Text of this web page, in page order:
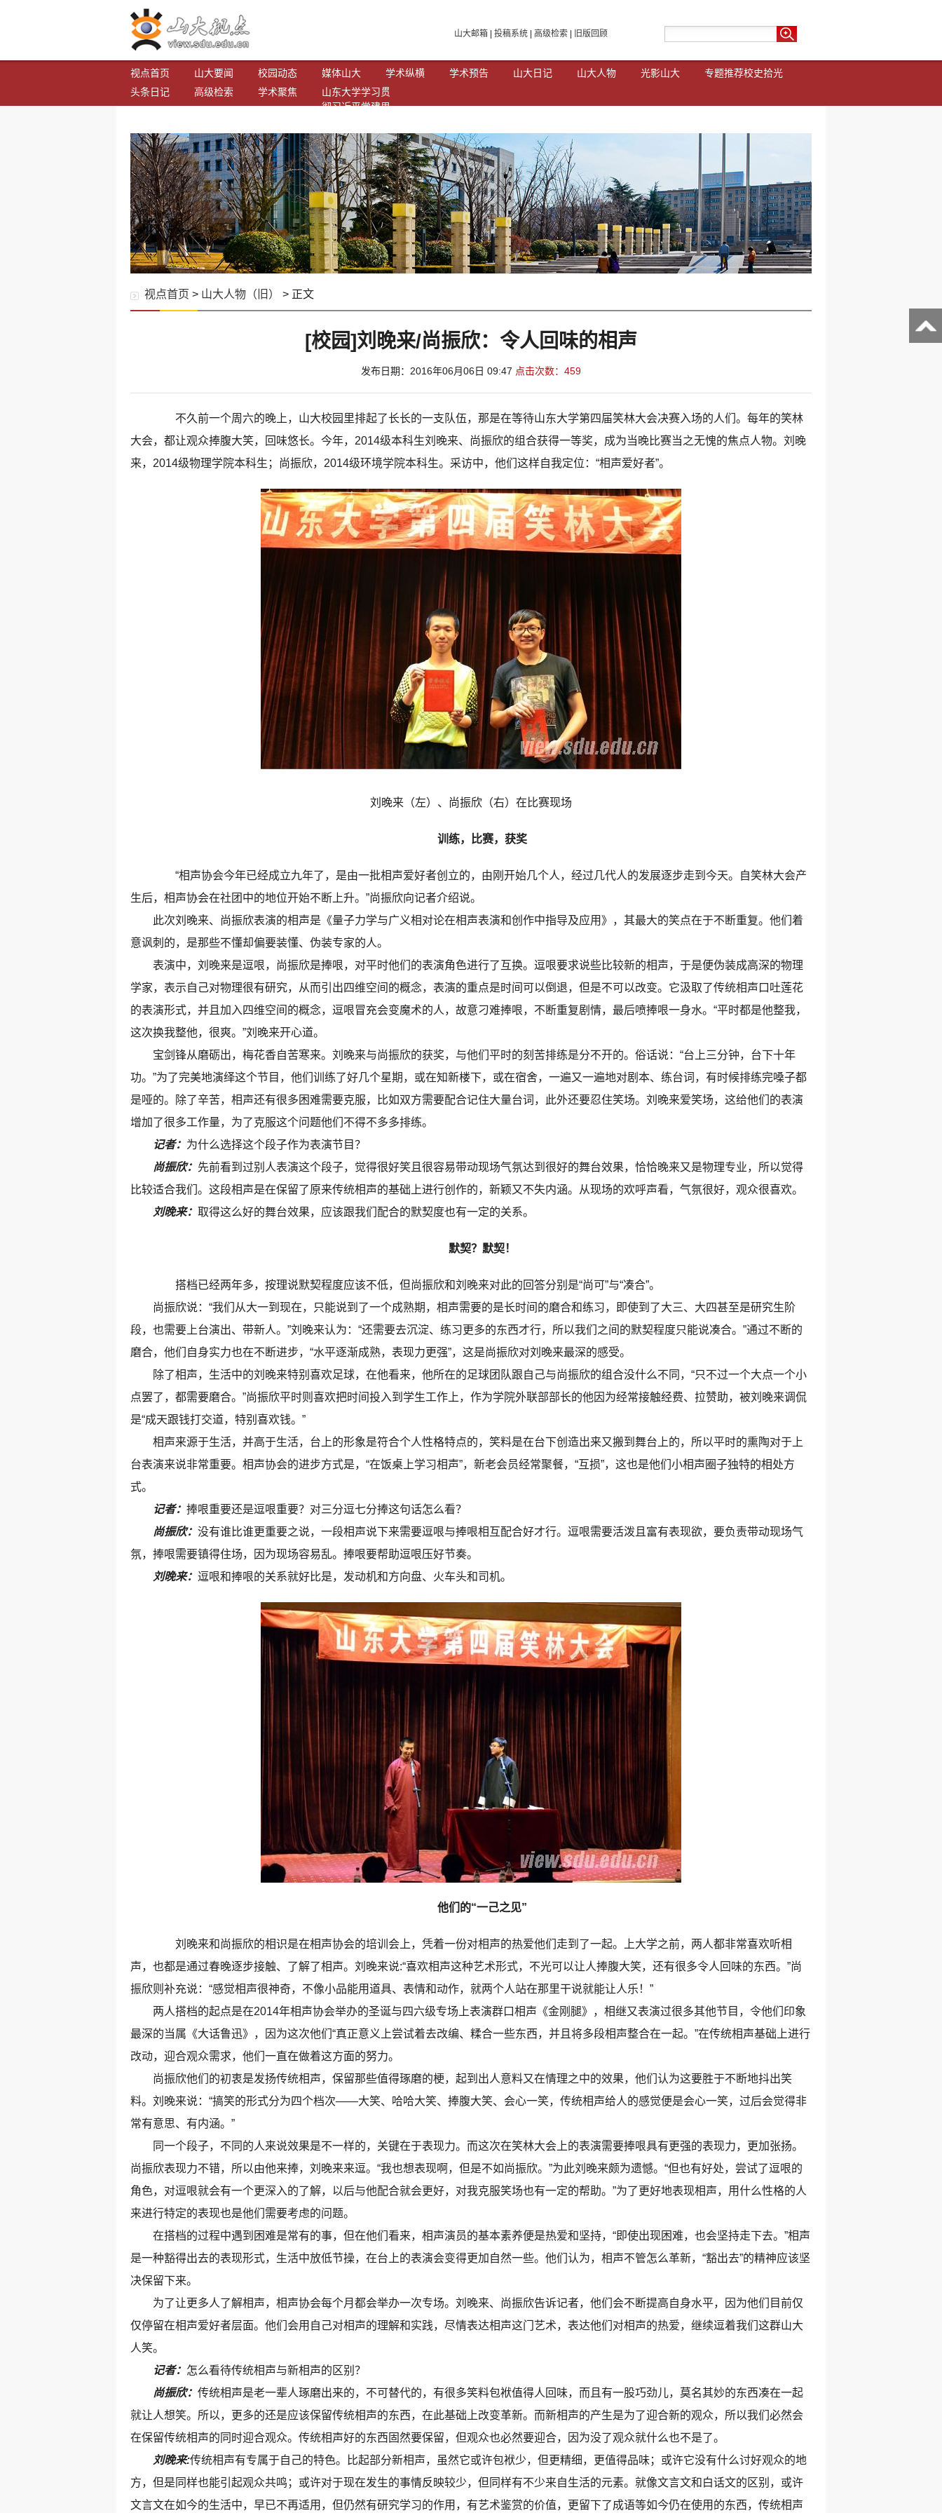
山大邮箱 投稿系统 高级检索 旧版回顾
视点首页 山大要闻 校园动态 媒体山大 学术纵横 学术预告 山大日记 山大人物 光影山大 专题推荐校史拾光
头条日记
高级检索 学术聚焦
山东大学学习贯
彻习近平党建思
视点首页 > 山大人物（旧） > 正文
[校园]刘晚来/尚振欣：令人回味的相声
发布日期：2016年06月06日 09:47 点击次数： 459
不久前一个周六的晚上，山大校园里排起了长长的一支队伍，那是在等待山东大学第四届笑林大会决赛入场的人们。每年的笑林
大会，都让观众捧腹大笑，回味悠长。今年，2014级本科生刘晚来、尚振欣的组合获得一等奖，成为当晚比赛当之无愧的焦点人物。刘晚
来，2014级物理学院本科生；尚振欣，2014级环境学院本科生。采访中，他们这样自我定位：“相声爱好者”。
刘晚来（左）、尚振欣（右）在比赛现场
训练，比赛，获奖
“相声协会今年已经成立九年了，是由一批相声爱好者创立的，由刚开始几个人，经过几代人的发展逐步走到今天。自笑林大会产
生后，相声协会在社团中的地位开始不断上升。”尚振欣向记者介绍说。
此次刘晚来、尚振欣表演的相声是《量子力学与广义相对论在相声表演和创作中指导及应用》，其最大的笑点在于不断重复。他们着
意讽刺的，是那些不懂却偏要装懂、伪装专家的人。
表演中，刘晚来是逗哏，尚振欣是捧哏，对平时他们的表演角色进行了互换。逗哏要求说些比较新的相声，于是便伪装成高深的物理
学家，表示自己对物理很有研究，从而引出四维空间的概念，表演的重点是时间可以倒退，但是不可以改变。它汲取了传统相声口吐莲花
的表演形式，并且加入四维空间的概念，逗哏冒充会变魔术的人，故意刁难捧哏，不断重复剧情，最后喷捧哏一身水。“平时都是他整我，
这次换我整他，很爽。”刘晚来开心道。
宝剑锋从磨砺出，梅花香自苦寒来。刘晚来与尚振欣的获奖，与他们平时的刻苦排练是分不开的。俗话说：“台上三分钟，台下十年
功。”为了完美地演绎这个节目，他们训练了好几个星期，或在知新楼下，或在宿舍，一遍又一遍地对剧本、练台词，有时候排练完嗓子都
是哑的。除了辛苦，相声还有很多困难需要克服，比如双方需要配合记住大量台词，此外还要忍住笑场。刘晚来爱笑场，这给他们的表演
增加了很多工作量，为了克服这个问题他们不得不多多排练。
记者： 为什么选择这个段子作为表演节目？
尚振欣： 先前看到过别人表演这个段子，觉得很好笑且很容易带动现场气氛达到很好的舞台效果，恰恰晚来又是物理专业，所以觉得
比较适合我们。这段相声是在保留了原来传统相声的基础上进行创作的，新颖又不失内涵。从现场的欢呼声看，气氛很好，观众很喜欢。
刘晚来： 取得这么好的舞台效果，应该跟我们配合的默契度也有一定的关系。
默契？默契！
搭档已经两年多，按理说默契程度应该不低，但尚振欣和刘晚来对此的回答分别是“尚可”与“凑合”。
尚振欣说：“我们从大一到现在，只能说到了一个成熟期，相声需要的是长时间的磨合和练习，即使到了大三、大四甚至是研究生阶
段，也需要上台演出、带新人。”刘晚来认为：“还需要去沉淀、练习更多的东西才行，所以我们之间的默契程度只能说凑合。”通过不断的
磨合，他们自身实力也在不断进步，“水平逐渐成熟，表现力更强”，这是尚振欣对刘晚来最深的感受。
除了相声，生活中的刘晚来特别喜欢足球，在他看来，他所在的足球团队跟自己与尚振欣的组合没什么不同，“只不过一个大点一个小
点罢了，都需要磨合。”尚振欣平时则喜欢把时间投入到学生工作上，作为学院外联部部长的他因为经常接触经费、拉赞助，被刘晚来调侃
是“成天跟钱打交道，特别喜欢钱。”
相声来源于生活，并高于生活，台上的形象是符合个人性格特点的，笑料是在台下创造出来又搬到舞台上的，所以平时的熏陶对于上
台表演来说非常重要。相声协会的进步方式是，“在饭桌上学习相声”，新老会员经常聚餐，“互损”，这也是他们小相声圈子独特的相处方
式。
记者： 捧哏重要还是逗哏重要？对三分逗七分捧这句话怎么看？
尚振欣： 没有谁比谁更重要之说，一段相声说下来需要逗哏与捧哏相互配合好才行。逗哏需要活泼且富有表现欲，要负责带动现场气
氛，捧哏需要镇得住场，因为现场容易乱。捧哏要帮助逗哏压好节奏。
刘晚来： 逗哏和捧哏的关系就好比是，发动机和方向盘、火车头和司机。
他们的“一己之见”
刘晚来和尚振欣的相识是在相声协会的培训会上，凭着一份对相声的热爱他们走到了一起。上大学之前，两人都非常喜欢听相
声，也都是通过春晚逐步接触、了解了相声。刘晚来说:“喜欢相声这种艺术形式，不光可以让人捧腹大笑，还有很多令人回味的东西。”尚
振欣则补充说：“感觉相声很神奇，不像小品能用道具、表情和动作，就两个人站在那里干说就能让人乐！”
两人搭档的起点是在2014年相声协会举办的圣诞与四六级专场上表演群口相声《金刚腿》，相继又表演过很多其他节目，令他们印象
最深的当属《大话鲁迅》，因为这次他们“真正意义上尝试着去改编、糅合一些东西，并且将多段相声整合在一起。”在传统相声基础上进行
改动，迎合观众需求，他们一直在做着这方面的努力。
尚振欣他们的初衷是发扬传统相声，保留那些值得琢磨的梗，起到出人意料又在情理之中的效果，他们认为这要胜于不断地抖出笑
料。刘晚来说：“搞笑的形式分为四个档次——大笑、哈哈大笑、捧腹大笑、会心一笑，传统相声给人的感觉便是会心一笑，过后会觉得非
常有意思、有内涵。”
同一个段子，不同的人来说效果是不一样的，关键在于表现力。而这次在笑林大会上的表演需要捧哏具有更强的表现力，更加张扬。
尚振欣表现力不错，所以由他来捧，刘晚来来逗。“我也想表现啊，但是不如尚振欣。”为此刘晚来颇为遗憾。“但也有好处，尝试了逗哏的
角色，对逗哏就会有一个更深入的了解，以后与他配合就会更好，对我克服笑场也有一定的帮助。”为了更好地表现相声，用什么性格的人
来进行特定的表现也是他们需要考虑的问题。
在搭档的过程中遇到困难是常有的事，但在他们看来，相声演员的基本素养便是热爱和坚持，“即使出现困难，也会坚持走下去。”相声
是一种豁得出去的表现形式，生活中放低节操，在台上的表演会变得更加自然一些。他们认为，相声不管怎么革新，“豁出去”的精神应该坚
决保留下来。
为了让更多人了解相声，相声协会每个月都会举办一次专场。刘晚来、尚振欣告诉记者，他们会不断提高自身水平，因为他们目前仅
仅停留在相声爱好者层面。他们会用自己对相声的理解和实践，尽情表达相声这门艺术，表达他们对相声的热爱，继续逗着我们这群山大
人笑。
记者： 怎么看待传统相声与新相声的区别？
尚振欣： 传统相声是老一辈人琢磨出来的，不可替代的，有很多笑料包袱值得人回味，而且有一股巧劲儿，莫名其妙的东西凑在一起
就让人想笑。所以，更多的还是应该保留传统相声的东西，在此基础上改变革新。而新相声的产生是为了迎合新的观众，所以我们必然会
在保留传统相声的同时迎合观众。传统相声好的东西固然要保留，但观众也必然要迎合，因为没了观众就什么也不是了。
刘晚来:传统相声有专属于自己的特色。比起部分新相声，虽然它或许包袱少，但更精细，更值得品味；或许它没有什么讨好观众的地
方，但是同样也能引起观众共鸣；或许对于现在发生的事情反映较少，但同样有不少来自生活的元素。就像文言文和白话文的区别，或许
文言文在如今的生活中，早已不再适用，但仍然有研究学习的作用，有艺术鉴赏的价值，更留下了成语等如今仍在使用的东西，传统相声